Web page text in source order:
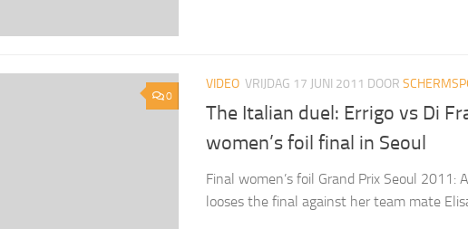
0
VIDEO VRIJDAG 17 JUNI 2011 DOOR
The Italian duel: Errigo vs Di
women’s foil final in Seoul
Final women’s foil Grand Prix Seoul 2011:
looses the final against her team mate